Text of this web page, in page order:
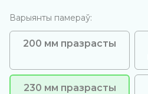
Варыянты памераў:
200 мм празрасты
230 мм празрасты